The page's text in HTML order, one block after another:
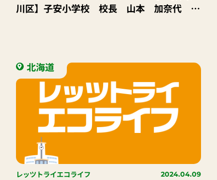
川区】子安小学校 校長 山本 加奈代 先
北海道
レッツトライエコライフ 2024.04.09